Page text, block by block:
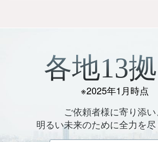
各地13
※2025年1月時点
ご依頼者様に寄り添い
明るい未来のために全力を